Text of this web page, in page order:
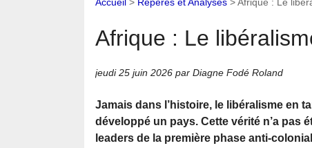
Afrique : Le
jeudi 25 juin 2026 par Diagne Fodé Roland
Jamais dans l’histoire, le libéralisme en
développé un pays. Cette vérité n’a pas
leaders de la première phase anti-